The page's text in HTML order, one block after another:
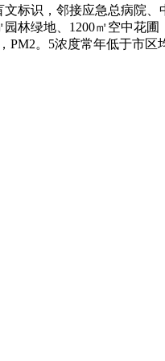
标识，邻接应急总病院
林绿地、1200㎡空中花
。5浓度常年低于市区